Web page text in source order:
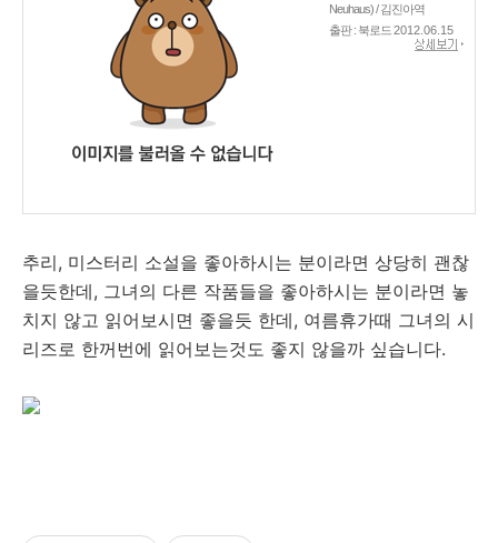
Neuhaus) / 김진아역
출판 : 북로드 2012.06.15
추리, 미스터리 소설을 좋아하시는 분이라면 상당히 괜찮
을듯한데, 그녀의 다른 작품들을 좋아하시는 분이라면 놓
치지 않고 읽어보시면 좋을듯 한데, 여름휴가때 그녀의 시
리즈로 한꺼번에 읽어보는것도 좋지 않을까 싶습니다.